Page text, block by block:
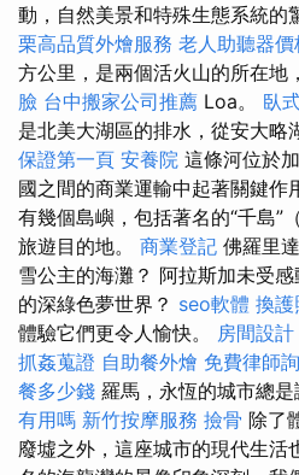
動，自然美景和特殊生態系統的
栗高品質外燴服務 老人助聽器價
方公里，是兩個活火山的所在地
臉 台中搬家公司推薦 Loa。 臥
是北美大湖區的排水，從安大略
保證第一頁 安養院 這條河位於
國之間的商業運輸中起著關鍵作
有幾個島嶼，包括著名的“千島”
旅遊目的地。 商業登記 佛羅里
雪公主的海灘？ 阿拉斯加未受
的深綠色夢世界？ seo軟體 換護
體驗它們更令人愉快。 房間設計
抓姦蒐證 自助餐外燴 免費律師
餐多少錢 羅馬，永恆的城市總是
有用嗎 新竹按摩服務 撿骨 除了
廢墟之外，這座城市的現代生活